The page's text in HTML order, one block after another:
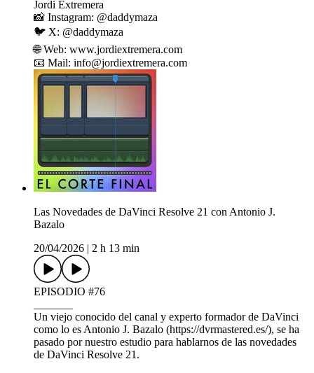
Jordi Extremera
📸 Instagram: @daddymaza
🐦 X: @daddymaza
🌐 Web: www.jordiextremera.com
📧 Mail: info@jordiextremera.com
Las Novedades de DaVinci Resolve 21 con Antonio J.
Bazalo
20/04/2026
2 h 13 min
EPISODIO #76
Un viejo conocido del canal y experto formador de DaVinci
como lo es Antonio J. Bazalo (https://dvrmastered.es/), se ha
pasado por nuestro estudio para hablarnos de las novedades
de DaVinci Resolve 21.